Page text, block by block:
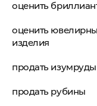
оценить
оценить
изделия
продать изумруды
продать рубины